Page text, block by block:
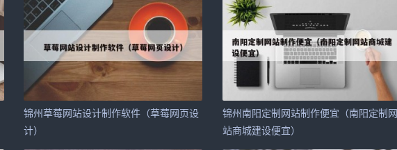
锦州草莓网站设计制作软件（草莓网页设
计）
锦州南阳定制网站制作便宜（南阳定制网
站商城建设便宜）